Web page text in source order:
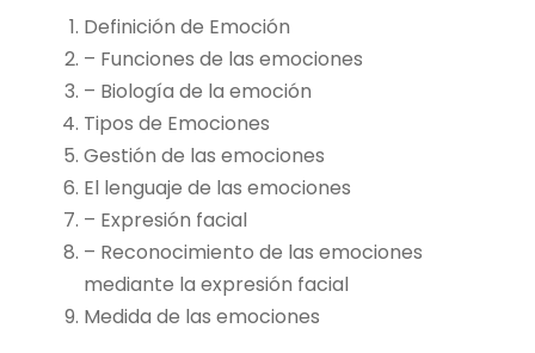
Definición de Emoción
– Funciones de las emociones
– Biología de la emoción
Tipos de Emociones
Gestión de las emociones
El lenguaje de las emociones
– Expresión facial
– Reconocimiento de las emociones
mediante la expresión facial
Medida de las emociones